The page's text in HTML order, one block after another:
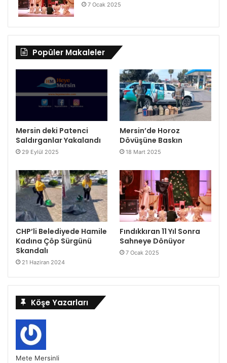
7 Ocak 2025
Popüler Makaleler
Mersin deki Patenci
Saldırganlar Yakalandı
29 Eylül 2025
Mersin’de Horoz
Dövüşüne Baskın
18 Mart 2025
CHP’li Belediyede Hamile
Kadına Çöp Sürgünü
Skandalı
21 Haziran 2024
Fındıkkıran 11 Yıl Sonra
Sahneye Dönüyor
7 Ocak 2025
Köşe Yazarları
Mete Mersinli